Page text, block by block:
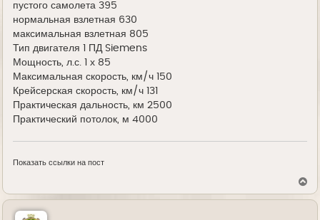
пустого самолета 395
нормальная взлетная 630
максимальная взлетная 805
Тип двигателя 1 ПД Siemens
Мощность, л.с. 1 х 85
Максимальная скорость, км/ч 150
Крейсерская скорость, км/ч 131
Практическая дальность, км 2500
Практический потолок, м 4000
Показать ссылки на пост
р